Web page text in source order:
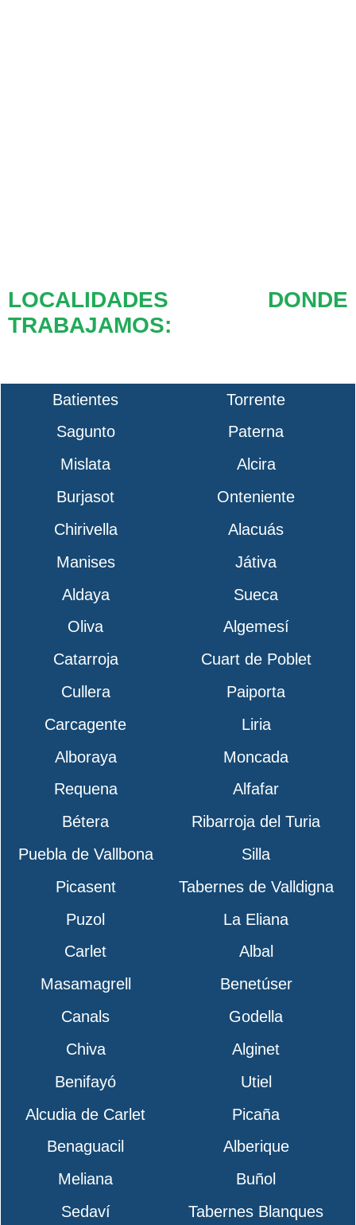
LOCALIDADES DONDE
TRABAJAMOS:
Batientes
Torrente
Sagunto
Paterna
Mislata
Alcira
Burjasot
Onteniente
Chirivella
Alacuás
Manises
Játiva
Aldaya
Sueca
Oliva
Algemesí
Catarroja
Cuart de Poblet
Cullera
Paiporta
Carcagente
Liria
Alboraya
Moncada
Requena
Alfafar
Bétera
Ribarroja del Turia
Puebla de Vallbona
Silla
Picasent
Tabernes de Valldigna
Puzol
La Eliana
Carlet
Albal
Masamagrell
Benetúser
Canals
Godella
Chiva
Alginet
Benifayó
Utiel
Alcudia de Carlet
Picaña
Benaguacil
Alberique
Meliana
Buñol
Sedaví
Tabernes Blanques